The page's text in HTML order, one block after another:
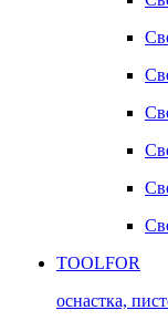
TOOLFOR
оснастка,